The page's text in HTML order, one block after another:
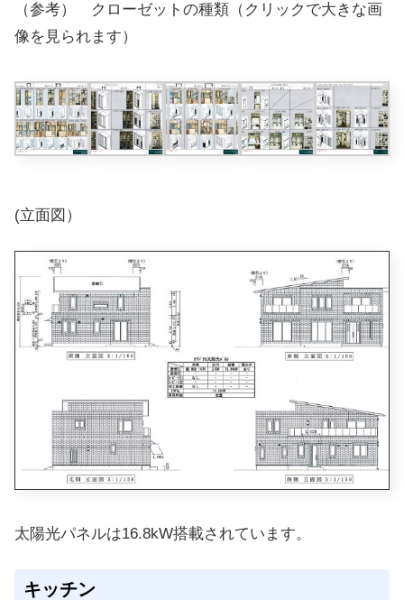
（参考） クローゼットの種類（クリックで大きな画
像を見られます）
(立面図）
太陽光パネルは16.8kW搭載されています。
キッチン